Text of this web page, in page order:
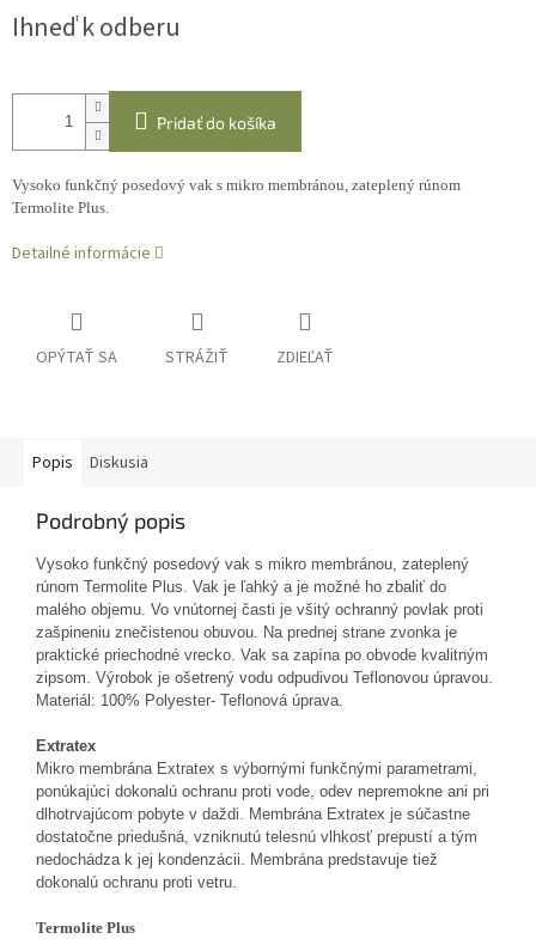
cena:
Ihneď k odberu
Pridať do košíka
Vysoko funkčný posedový vak s mikro membránou, zateplený rúnom
Termolite Plus.
Detailné informácie
OPÝTAŤ SA STRÁŽIŤ ZDIEĽAŤ
Popis Diskusia
Podrobný popis
Vysoko funkčný posedový vak s mikro membránou, zateplený
rúnom Termolite Plus. Vak je ľahký a je možné ho zbaliť do
malého objemu. Vo vnútornej časti je všitý ochranný povlak proti
zašpineniu znečistenou obuvou. Na prednej strane zvonka je
praktické priechodné vrecko. Vak sa zapína po obvode kvalitným
zipsom. Výrobok je ošetrený vodu odpudivou Teflonovou úpravou.
Materiál: 100% Polyester- Teflonová úprava.
Extratex
Mikro membrána Extratex s výbornými funkčnými parametrami,
ponúkajúci dokonalú ochranu proti vode, odev nepremokne ani pri
dlhotrvajúcom pobyte v daždi. Membrána Extratex je súčastne
dostatočne priedušná, vzniknutú telesnú vlhkosť prepustí a tým
nedochádza k jej kondenzácii. Membrána predstavuje tiež
dokonalú ochranu proti vetru.
Termolite Plus